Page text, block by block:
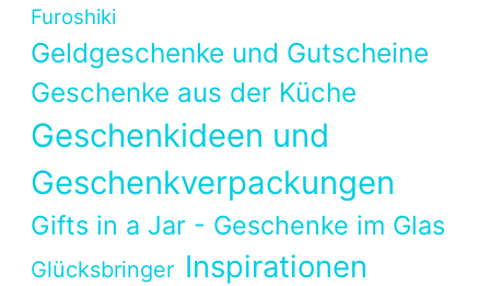
Furoshiki
Geldgeschenke und Gutscheine
Geschenke aus der Küche
Geschenkideen und
Geschenkverpackungen
Gifts in a Jar - Geschenke im Glas
Glücksbringer Inspirationen